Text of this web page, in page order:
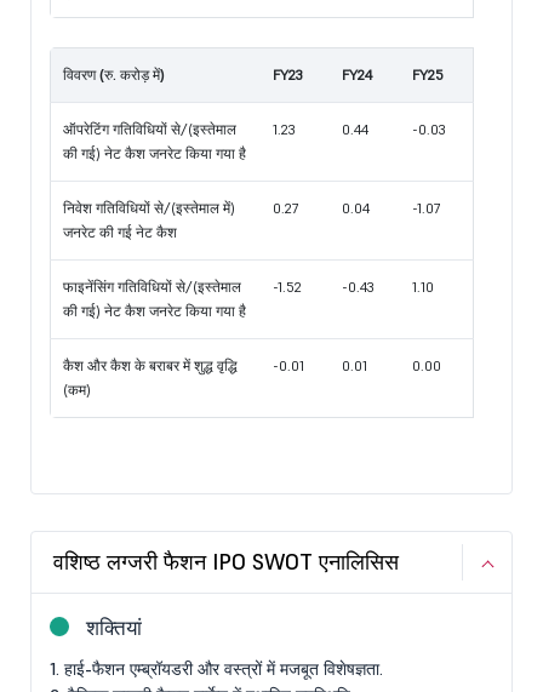
विवरण (रु. करोड़ में) FY23 FY24 FY25
ऑपरेटिंग गतिविधियों से/(इस्तेमाल
की गई) नेट कैश जनरेट किया गया है
1.23 0.44 -0.03
निवेश गतिविधियों से/(इस्तेमाल में)
जनरेट की गई नेट कैश
0.27 0.04 -1.07
फाइनेंसिंग गतिविधियों से/(इस्तेमाल
की गई) नेट कैश जनरेट किया गया है
-1.52 -0.43 1.10
कैश और कैश के बराबर में शुद्ध वृद्धि
(कम)
-0.01 0.01 0.00
वशिष्ठ लग्जरी फैशन IPO SWOT एनालिसिस
शक्तियां
1. हाई-फैशन एम्ब्रॉयडरी और वस्त्रों में मजबूत विशेषज्ञता.